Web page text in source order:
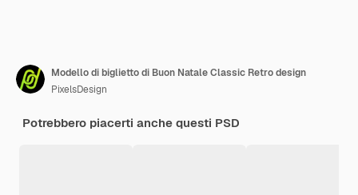
Modello di biglietto di Buon Natale Classic Retro design
PixelsDesign
Potrebbero piacerti anche questi PSD